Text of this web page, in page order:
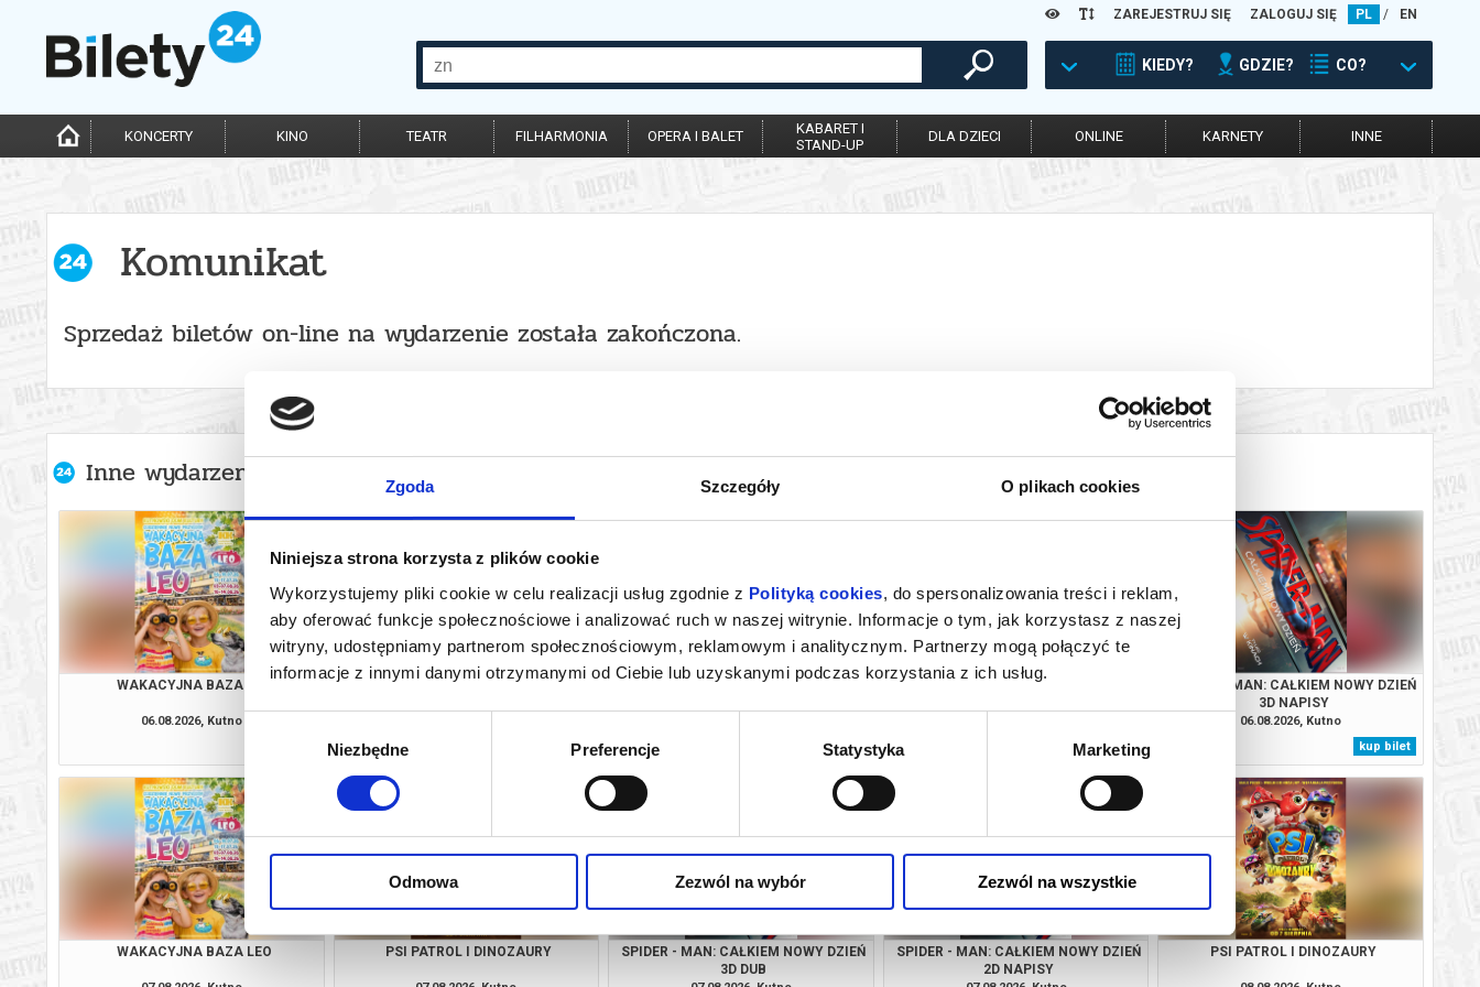
Zgoda Szczegóły O plikach cookies
Niniejsza strona korzysta z plików cookie
Wykorzystujemy pliki cookie w celu realizacji usług zgodnie z Polityką cookies, do spersonalizowania treści i reklam,
aby oferować funkcje społecznościowe i analizować ruch w naszej witrynie. Informacje o tym, jak korzystasz z naszej
witryny, udostępniamy partnerom społecznościowym, reklamowym i analitycznym. Partnerzy mogą połączyć te
informacje z innymi danymi otrzymanymi od Ciebie lub uzyskanymi podczas korzystania z ich usług.
Niezbędne Preferencje Statystyka Marketing
Odmowa Zezwól na wybór Zezwól na wszystkie
ZAREJESTRUJ SIĘ ZALOGUJ SIĘ PL / EN
KIEDY? GDZIE? CO?
KONCERTY KINO TEATR FILHARMONIA OPERA I BALET
KABARET I
STAND-UP
DLA DZIECI ONLINE KARNETY INNE
Komunikat
Sprzedaż biletów on-line na wydarzenie została zakończona.
Inne wydarzenia organizatora
WAKACYJNA BAZA LEO
06.08.2026, Kutno
EKIPA ZWIERZAKÓW
kup bilet
SPIDER - MAN : CAŁKIEM NOWY DZIEŃ
kup bilet
VAIANA 2D DUB
kup bilet
SPIDER - MAN: CAŁKIEM NOWY DZIEŃ
3D NAPISY
06.08.2026, Kutno
kup bilet
WAKACYJNA BAZA LEO PSI PATROL I DINOZAURY
SPIDER - MAN: CAŁKIEM NOWY DZIEŃ
3D DUB
SPIDER - MAN: CAŁKIEM NOWY DZIEŃ
2D NAPISY
PSI PATROL I DINOZAURY